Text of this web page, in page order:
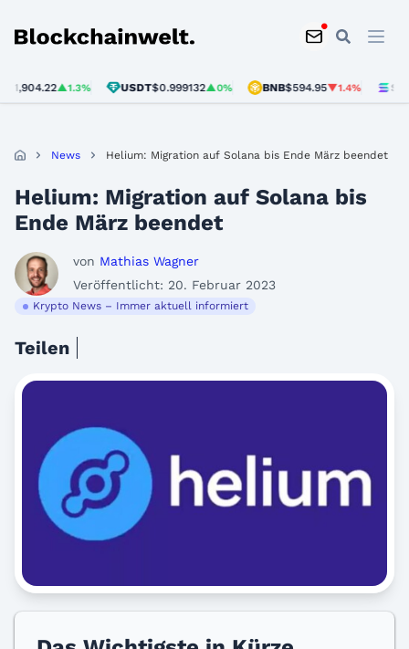
Blockchainwelt
▲1.3% USDT$0.999132▲0% BNB$594.95▼1.4% SOL
News Helium: Migration auf Solana bis Ende März beendet
Helium: Migration auf Solana bis
Ende März beendet
von Mathias Wagner
Veröffentlicht: 20. Februar 2023
Krypto News – Immer aktuell informiert
Teilen